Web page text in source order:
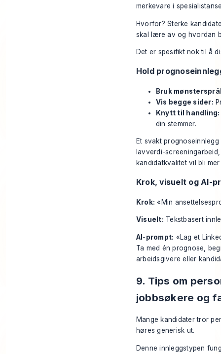
merkevare i
Hvorfor? Sterke
skal lære av og hvordan
Det er spesifikt nok til å
Hold
Bruk
Vis begge sider:
Knytt til handling:
din stemmer.
Et svakt
lavverdi-
kandidatkvalitet vil bli
Krok, visuelt og AI-
Krok: «Min
Visuelt: Tekstbasert
AI-prompt: «Lag et
Ta med én prognose,
arbeidsgivere eller
9. Tips om
jobbsøkere og
Mange kandidater tror
høres generisk ut.
Denne innleggstypen